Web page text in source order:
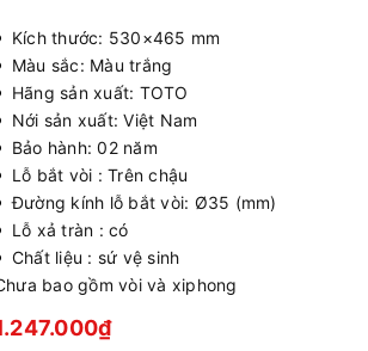
Kích thước: 530×465 mm
Màu sắc: Màu trắng
Hãng sản xuất: TOTO
Nới sản xuất: Việt Nam
Bảo hành: 02 năm
Lỗ bắt vòi : Trên chậu
Đường kính lỗ bắt vòi: Ø35 (mm)
Lỗ xả tràn : có
Chất liệu : sứ vệ sinh
bao gồm vòi và xiphong